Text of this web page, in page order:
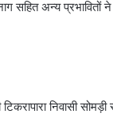
सहित अन्य प्रभावितों
निवासी